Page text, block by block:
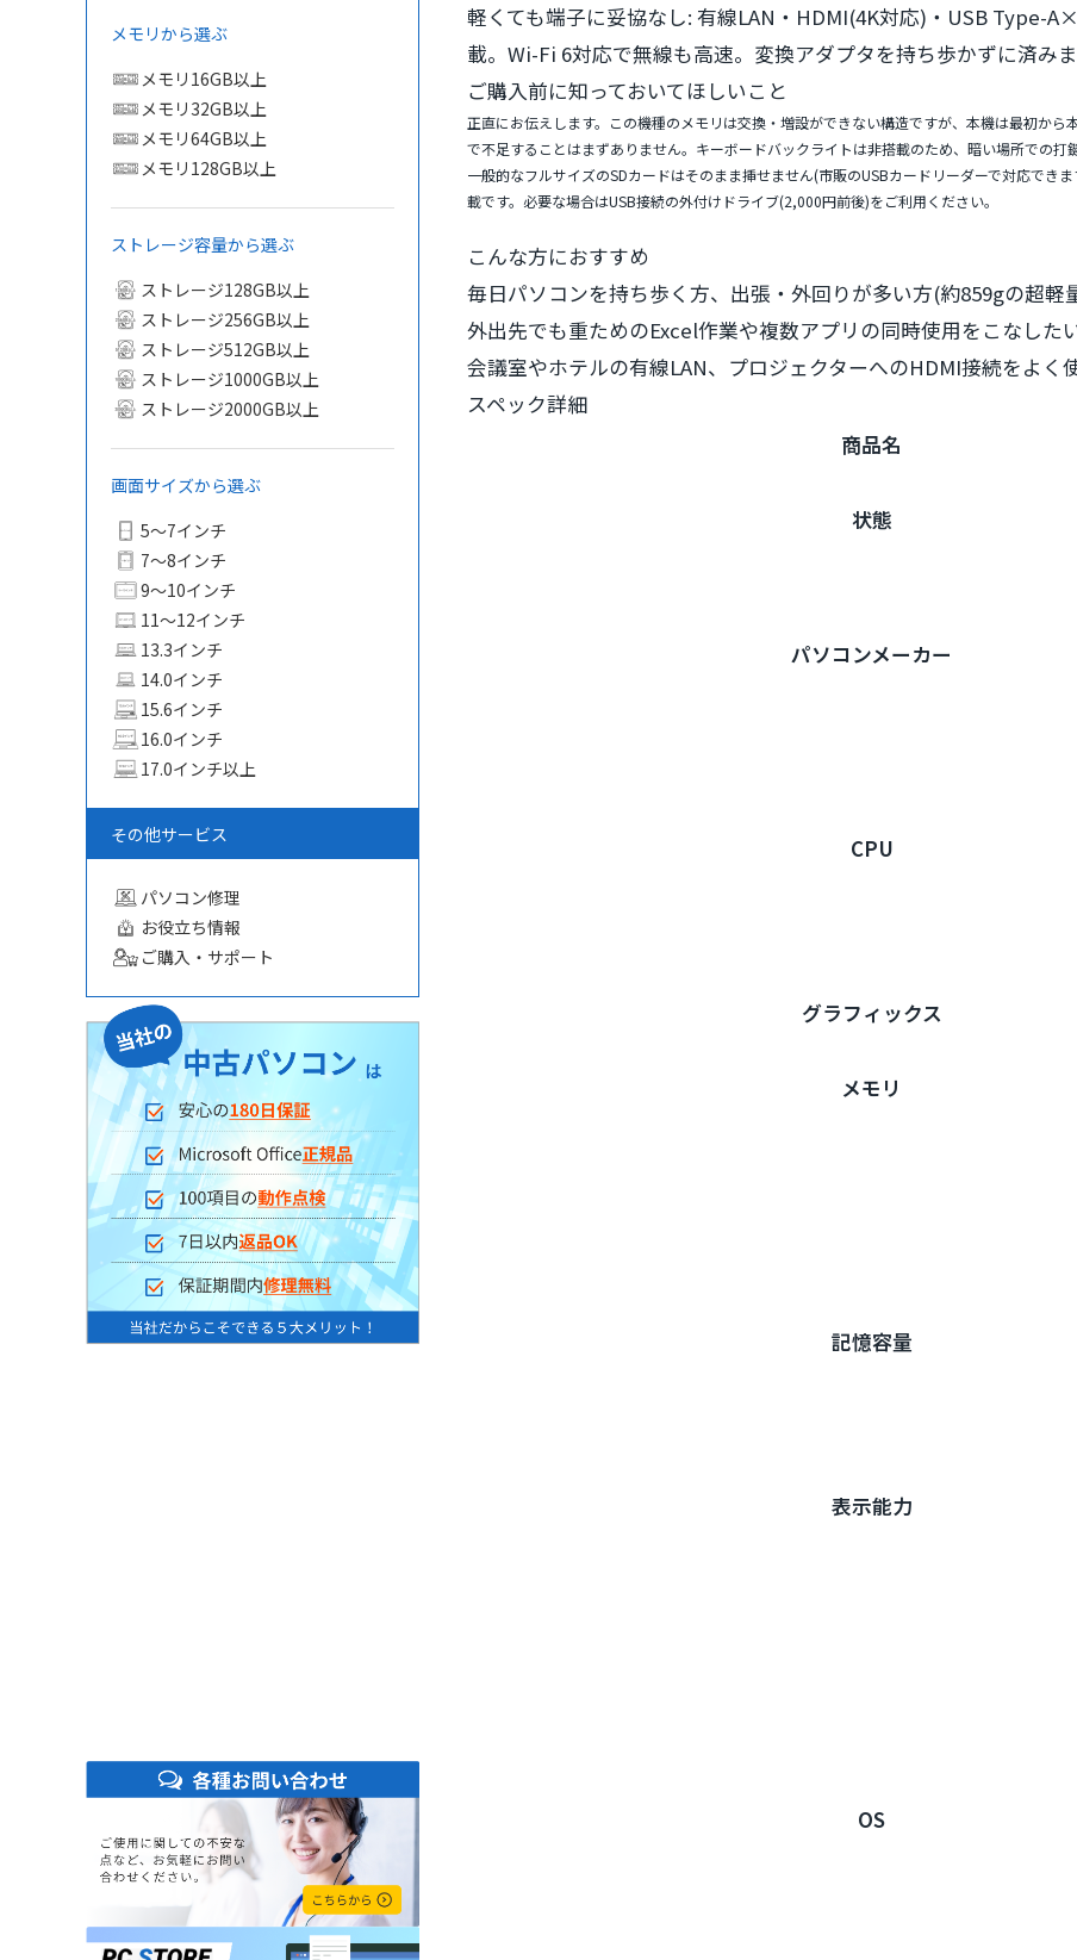
メモリから選ぶ
メモリ16GB以上
メモリ32GB以上
メモリ64GB以上
メモリ128GB以上
ストレージ容量から選ぶ
ストレージ128GB以上
ストレージ256GB以上
ストレージ512GB以上
ストレージ1000GB以上
ストレージ2000GB以上
画面サイズから選ぶ
5〜7インチ
7〜8インチ
9〜10インチ
11〜12インチ
13.3インチ
14.0インチ
15.6インチ
16.0インチ
17.0インチ以上
その他サービス
パソコン修理
お役立ち情報
ご購入・サポート
軽くても端子に妥協なし: 有線LAN・HDMI(4K対応)・USB Type-
載。Wi-Fi 6対応で無線も高速。変換アダプタを持ち歩かずに済みま
ご購入前に知っておいてほしいこと
正直にお伝えします。この機種のメモリは交換・増設ができない構造ですが、本機は最初から
で不足することはまずありません。キーボードバックライトは非搭載のため、暗い場所での打
一般的なフルサイズのSDカードはそのまま挿せません(市販のUSBカードリーダーで対応でき
載です。必要な場合はUSB接続の外付けドライブ(2,000円前後)をご利用ください。
こんな方におすすめ
毎日パソコンを持ち歩く方、出張・外回りが多い方(約859gの超軽
外出先でも重ためのExcel作業や複数アプリの同時使用をこなした
会議室やホテルの有線LAN、プロジェクターへのHDMI接続をよく
スペック詳細
商品名
状態
パソコンメーカー
CPU
グラフィックス
メモリ
記憶容量
表示能力
OS